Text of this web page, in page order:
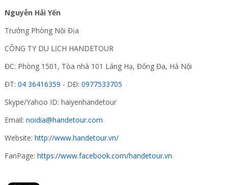
Nguyễn Hải Yến
Trưởng Phòng Nội Địa
CÔNG TY DU LỊCH HANDETOUR
ĐC: Phòng 1501, Tòa nhà 101 Láng Hạ, Đống Đa, Hà Nội
ĐT: 04 36416359 - DĐ: 0977533705
Skype/Yahoo ID: haiyenhandetour
Email: noidia@handetour.com
Website: http://www.handetour.vn/
FanPage: https://www.facebook.com/handetour.vn